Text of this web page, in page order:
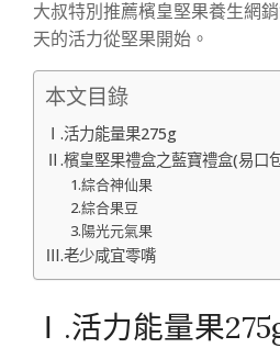
大叔特別推薦檳皇堅果養生網
天的活力從堅果開始。
本文目錄
Ⅰ.活力能量果275g
Ⅱ.檳皇堅果禮盒之藍寶禮盒(易口
1.綜合神仙果
2.綜合果豆
3.陽光元氣果
Ⅲ.老少咸宜零嘴
Ⅰ.活力能量果